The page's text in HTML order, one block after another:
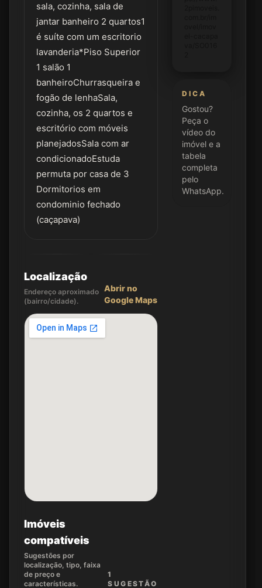
sala, cozinha, sala de
jantar banheiro 2 quartos1
é suíte com um escritorio
lavanderia*Piso Superior
1 salão 1
banheiroChurrasqueira e
fogão de lenhaSala,
cozinha, os 2 quartos e
escritório com móveis
planejadosSala com ar
condicionadoEstuda
permuta por casa de 3
Dormitorios em
condominio fechado
(caçapava)
Localização
Endereço aproximado
(bairro/cidade).
Abrir no
Google Maps
Imóveis
compatíveis
Sugestões por
localização, tipo, faixa
de preço e
características.
1
SUGESTÃO
DICA
Gostou?
Peça o
vídeo do
imóvel e a
tabela
completa
pelo
WhatsApp.